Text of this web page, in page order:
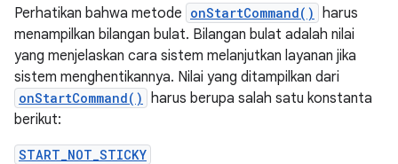
Perhatikan bahwa metode onStartCommand() harus
menampilkan bilangan bulat. Bilangan bulat adalah nilai
yang menjelaskan cara sistem melanjutkan layanan jika
sistem menghentikannya. Nilai yang ditampilkan dari
onStartCommand() harus berupa salah satu konstanta
berikut:
START_NOT_STICKY